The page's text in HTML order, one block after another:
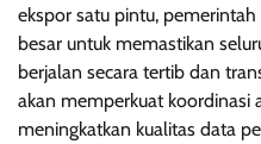
ekspor satu pintu,
besar untuk memastikan
berjalan secara tertib dan
akan memperkuat koordinasi
meningkatkan kualitas data